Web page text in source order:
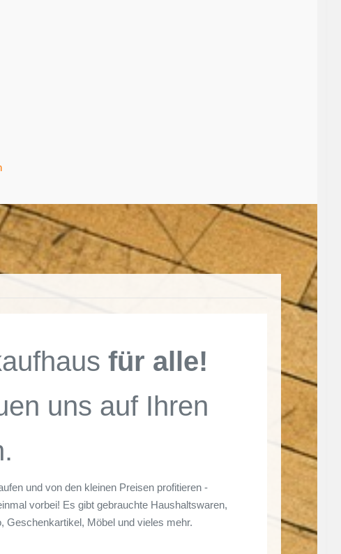
für alle!
uns auf Ihren
und von den kleinen Preisen profitieren -
vorbei! Es gibt gebrauchte Haushaltswaren,
Geschenkartikel, Möbel und vieles mehr.